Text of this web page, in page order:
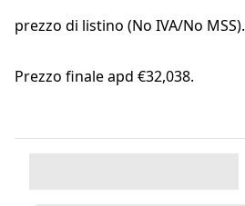
prezzo di listino (No IVA/No MSS).
Prezzo finale apd €32,038.